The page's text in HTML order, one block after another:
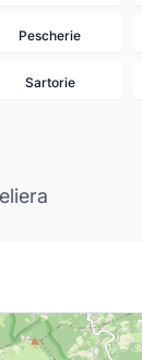
Pescherie
Sartorie